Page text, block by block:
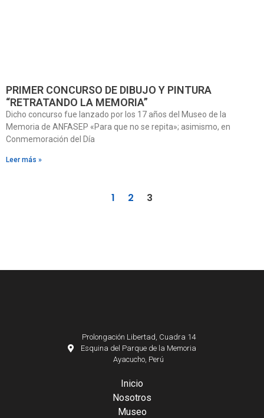
PRIMER CONCURSO DE DIBUJO Y PINTURA
“RETRATANDO LA MEMORIA”
Dicho concurso fue lanzado por los 17 años del Museo de la
Memoria de ANFASEP «Para que no se repita»; asimismo, en
Conmemoración del Día
Leer más »
1 2 3
Prolongación Libertad, Cuadra 14
Esquina del Parque de la Memoria
Ayacucho, Perú
Inicio
Nosotros
Museo